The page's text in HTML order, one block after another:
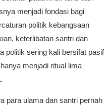
menjadi fondasi bagi
politik kebangsaan
keterlibatan santri dan
politik sering kali bersifat pasif
menjadi ritual lima
para ulama dan santri pernah